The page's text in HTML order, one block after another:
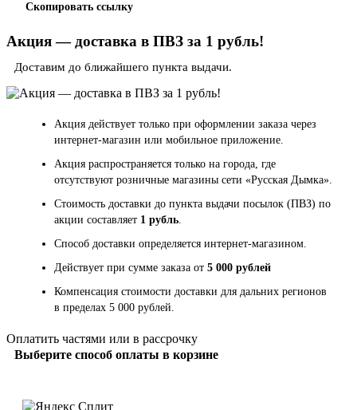
Скопировать ссылку
Акция — доставка в ПВЗ за 1 рубль!
Доставим до ближайшего пункта выдачи.
Акция действует только при оформлении заказа через
интернет-магазин или мобильное приложение.
Акция распространяется только на города, где
отсутствуют розничные магазины сети «Русская Дымка».
Стоимость доставки до пункта выдачи посылок (ПВЗ) по
акции составляет 1 рубль.
Способ доставки определяется интернет-магазином.
Действует при сумме заказа от 5 000 рублей
Компенсация стоимости доставки для дальних регионов
в пределах 5 000 рублей.
Оплатить частями или в рассрочку
Выберите способ оплаты в корзине